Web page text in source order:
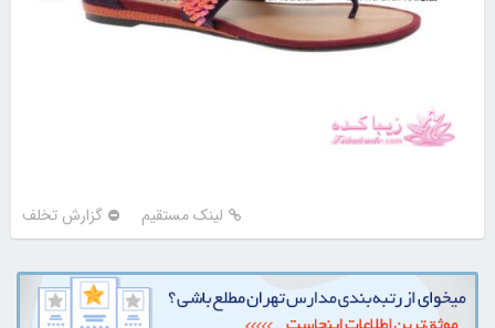
لینک مستقیم گزارش تخلف